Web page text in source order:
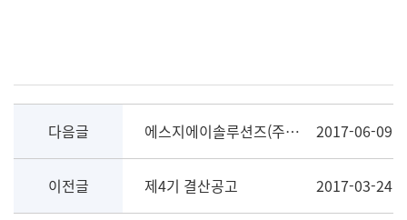
다음글 에스지에이솔루션즈(주) 내부정보관리규정 2017-06-09
이전글 제4기 결산공고 2017-03-24